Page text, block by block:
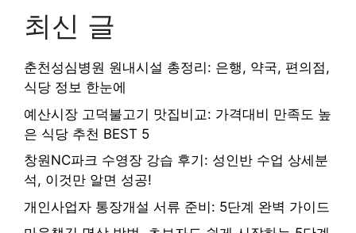
최신 글
춘천성심병원 원내시설 총정리: 은행, 약국, 편의점,
식당 정보 한눈에
예산시장 고덕불고기 맛집비교: 가격대비 만족도 높
은 식당 추천 BEST 5
창원NC파크 수영장 강습 후기: 성인반 수업 상세분
석, 이것만 알면 성공!
개인사업자 통장개설 서류 준비: 5단계 완벽 가이드